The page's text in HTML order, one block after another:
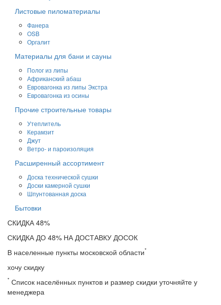
Листовые пиломатериалы
Фанера
OSB
Оргалит
Материалы для бани и сауны
Полог из липы
Африканский абаш
Евровагонка из липы Экстра
Евровагонка из осины
Прочие строительные товары
Утеплитель
Керамзит
Джут
Ветро- и пароизоляция
Расширенный ассортимент
Доска технической сушки
Доски камерной сушки
Шпунтованная доска
Бытовки
СКИДКА 48%
СКИДКА ДО 48% НА ДОСТАВКУ ДОСОК
В населенные пункты московской области*
хочу скидку
* Список населённых пунктов и размер скидки уточняйте у
менеджера